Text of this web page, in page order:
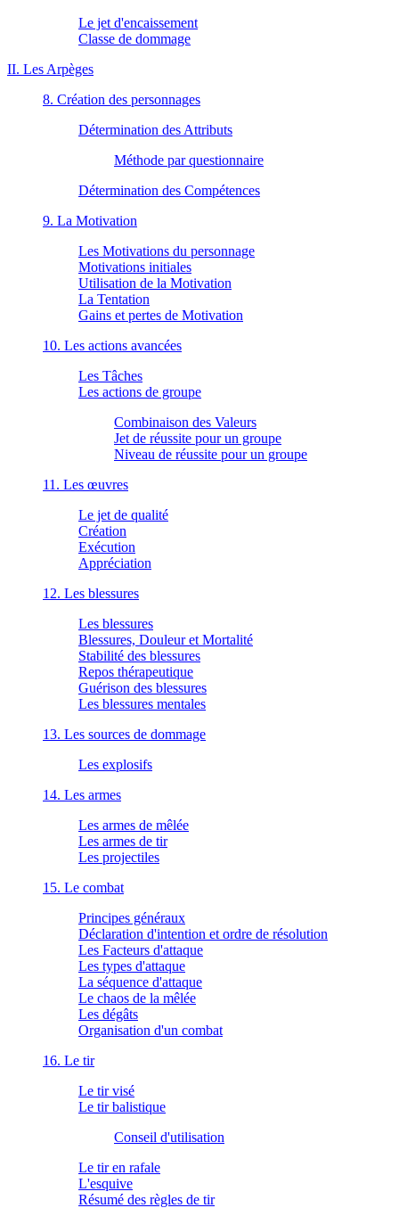
Le jet d'encaissement
Classe de dommage
II. Les Arpèges
8. Création des personnages
Détermination des Attributs
Méthode par questionnaire
Détermination des Compétences
9. La Motivation
Les Motivations du personnage
Motivations initiales
Utilisation de la Motivation
La Tentation
Gains et pertes de Motivation
10. Les actions avancées
Les Tâches
Les actions de groupe
Combinaison des Valeurs
Jet de réussite pour un groupe
Niveau de réussite pour un groupe
11. Les œuvres
Le jet de qualité
Création
Exécution
Appréciation
12. Les blessures
Les blessures
Blessures, Douleur et Mortalité
Stabilité des blessures
Repos thérapeutique
Guérison des blessures
Les blessures mentales
13. Les sources de dommage
Les explosifs
14. Les armes
Les armes de mêlée
Les armes de tir
Les projectiles
15. Le combat
Principes généraux
Déclaration d'intention et ordre de résolution
Les Facteurs d'attaque
Les types d'attaque
La séquence d'attaque
Le chaos de la mêlée
Les dégâts
Organisation d'un combat
16. Le tir
Le tir visé
Le tir balistique
Conseil d'utilisation
Le tir en rafale
L'esquive
Résumé des règles de tir